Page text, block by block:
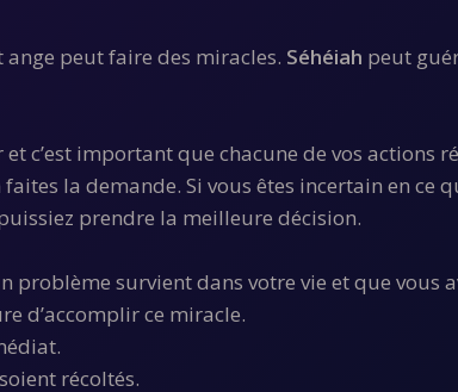
peut faire des miracles. Séhéiah peut
c’est important que chacune de vos actions
la demande. Si vous êtes incertain en ce
prendre la meilleure décision.
survient dans votre vie et que vous
d’accomplir ce miracle.
récoltés.